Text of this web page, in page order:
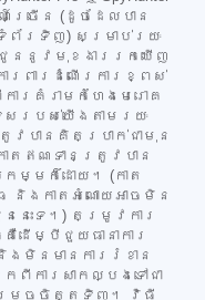
រើន (ដូចដែលបាន
ព័រទិញ) សម្រាប់រយៈ
ននូវមុខងាររកឃើញ
ពារដំណើរការខ្ពស់
គំរាមកំហែងមេរោគ
របស់យើងតាមរយៈ
រូវបានគិតប្រាក់ជាមុន
ាតឥណទានត្រូវបាន
កម្មក៏ដោយ។ (កាត
និងកាតអំណោយអាចមិន
ះទេ។) តម្រូវការ
ើម្បីជួយធានាការ
មិនមានការរំខាន
ការសាកល្បងទៅជា
រេចចិត្តទិញ។ វិធី